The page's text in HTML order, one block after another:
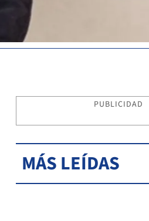
PUBLICIDAD
MÁS LEÍDAS